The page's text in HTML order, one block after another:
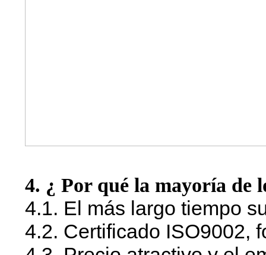
4. ¿ Por qué la mayoría de
4.1. El más largo tiempo
4.2. Certificado ISO9002,